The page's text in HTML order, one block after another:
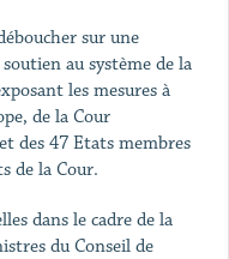
sur une
au système de la
les mesures à
de la Cour
des 47 Etats membres
de la Cour.
dans le cadre de la
du Conseil de